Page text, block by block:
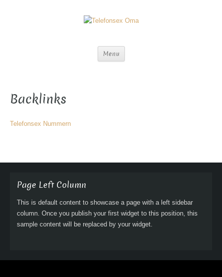
Menu
Backlinks
Telefonsex Nummern
Page Left Column
This is default content to showcase a page with a left sidebar
column. Once you publish your first widget to this position, this
sample content will be replaced by your widget.